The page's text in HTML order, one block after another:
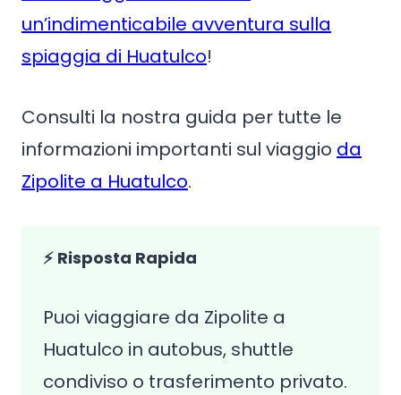
un’indimenticabile avventura sulla
spiaggia di Huatulco!
Consulti la nostra guida per tutte le
informazioni importanti sul viaggio da
Zipolite a Huatulco.
⚡ Risposta Rapida
Puoi viaggiare da Zipolite a
Huatulco in autobus, shuttle
condiviso o trasferimento privato.